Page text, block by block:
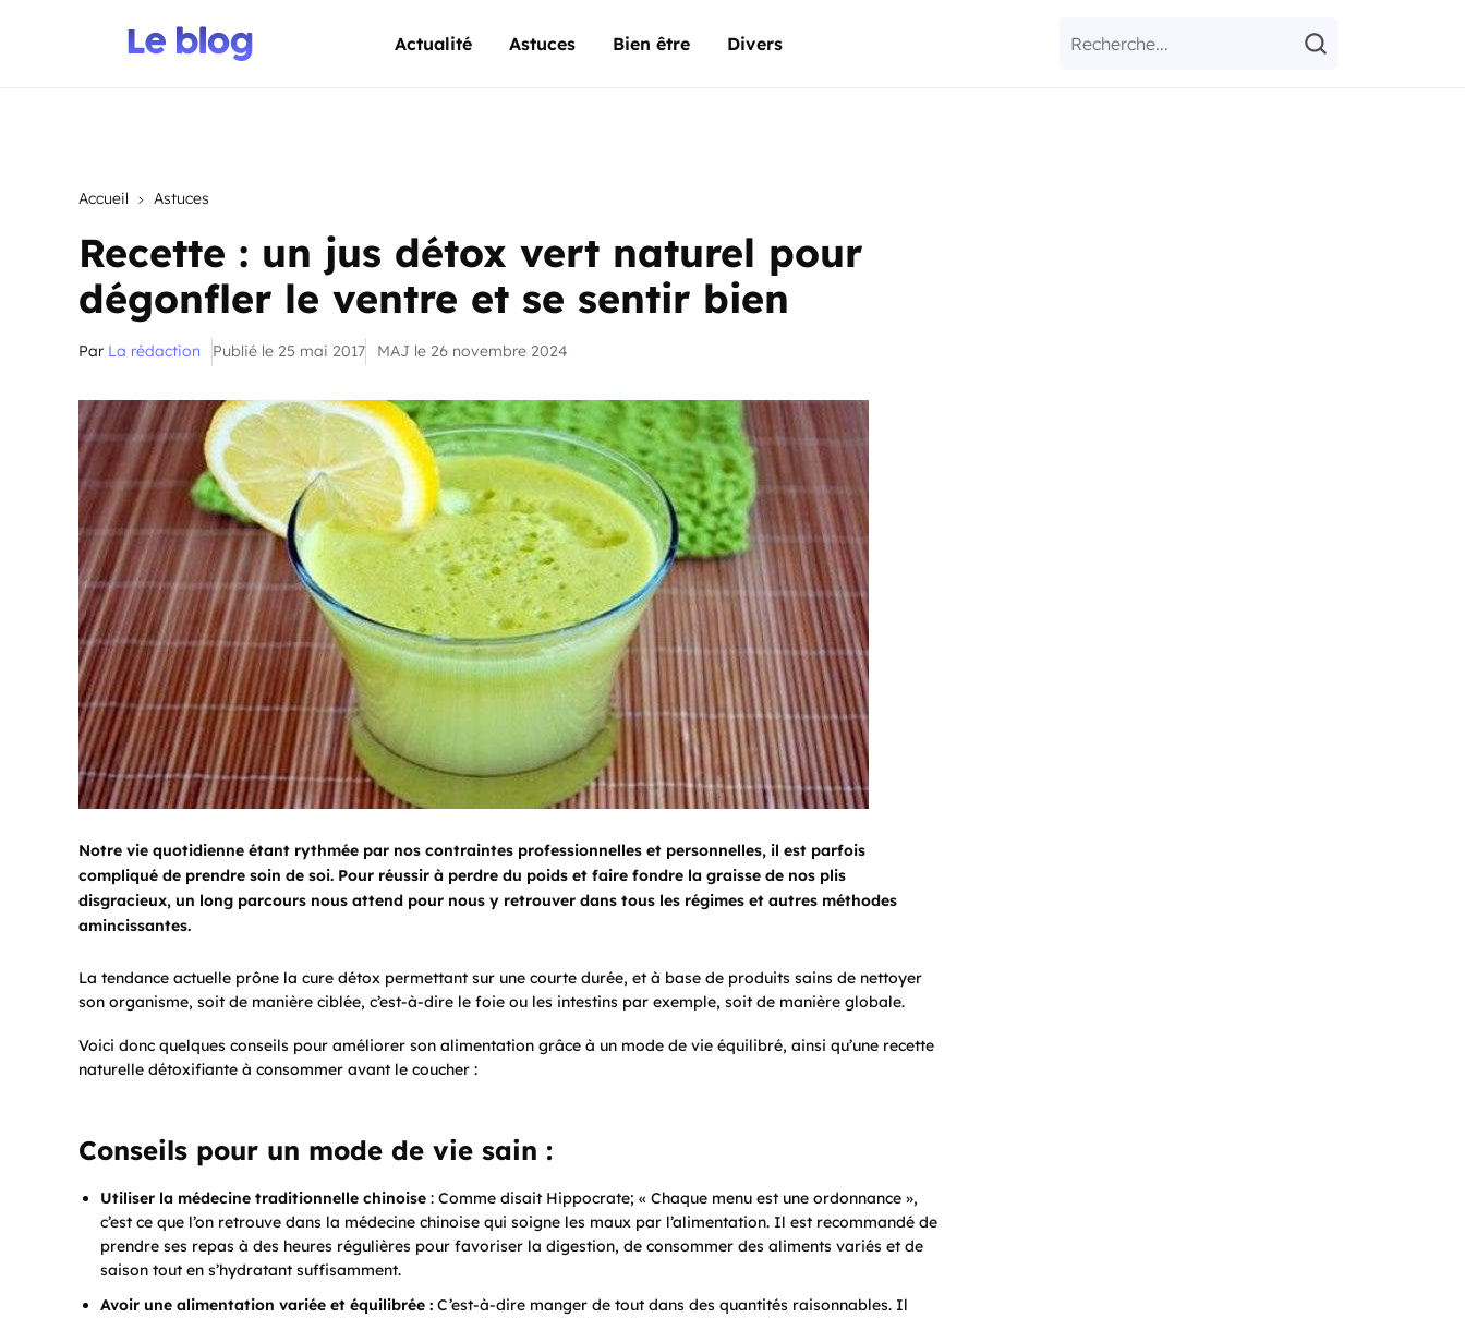
Actualité Astuces Bien être Divers
Accueil Astuces
Recette : un jus détox vert naturel pour
dégonfler le ventre et se sentir bien
Par La rédaction Publié le 25 mai 2017 MAJ le 26 novembre 2024
Notre vie quotidienne étant rythmée par nos contraintes professionnelles et personnelles, il est parfois
compliqué de prendre soin de soi. Pour réussir à perdre du poids et faire fondre la graisse de nos plis
disgracieux, un long parcours nous attend pour nous y retrouver dans tous les régimes et autres méthodes
amincissantes.
La tendance actuelle prône la cure détox permettant sur une courte durée, et à base de produits sains de nettoyer
son organisme, soit de manière ciblée, c’est-à-dire le foie ou les intestins par exemple, soit de manière globale.
Voici donc quelques conseils pour améliorer son alimentation grâce à un mode de vie équilibré, ainsi qu’une recette
naturelle détoxifiante à consommer avant le coucher :
Conseils pour un mode de vie sain :
Utiliser la médecine traditionnelle chinoise : Comme disait Hippocrate; « Chaque menu est une ordonnance »,
c’est ce que l’on retrouve dans la médecine chinoise qui soigne les maux par l’alimentation. Il est recommandé de
prendre ses repas à des heures régulières pour favoriser la digestion, de consommer des aliments variés et de
saison tout en s’hydratant suffisamment.
Avoir une alimentation variée et équilibrée : C’est-à-dire manger de tout dans des quantités raisonnables. Il